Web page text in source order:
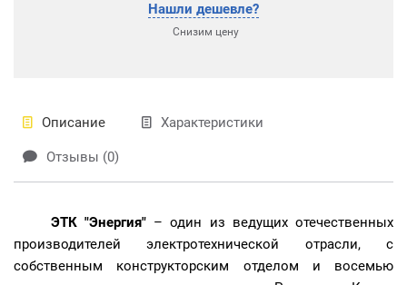
Нашли дешевле?
Снизим цену
Описание Характеристики
Отзывы (0)
ЭТК "Энергия" – один из ведущих отечественных
производителей электротехнической отрасли, с
собственным конструкторским отделом и восемью